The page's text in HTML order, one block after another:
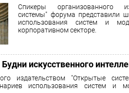
Спикеры организованного
системы" форума представили
использования систем и
корпоративном секторе.
искусственного
издательством "Открытые
использования систем